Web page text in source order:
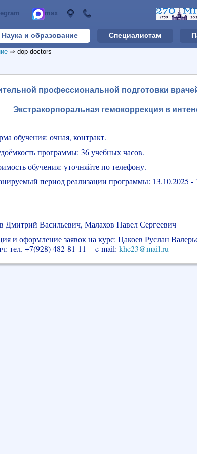
max
Наука и образование Специалистам
⇒ dop-doctors
профессиональной подготовки
Экстракорпоральная гемокоррекция в
обучения: очная, контракт.
программы: 36 учебных часов.
обучения: уточняйте по телефону.
период реализации программы: 13.10.2025 -
Дмитрий Васильевич, Малахов Павел Сергеевич
и оформление заявок на курс: Цакоев Руслан
тел. +7(928) 482-81-11 e-mail: khe23@mail.ru